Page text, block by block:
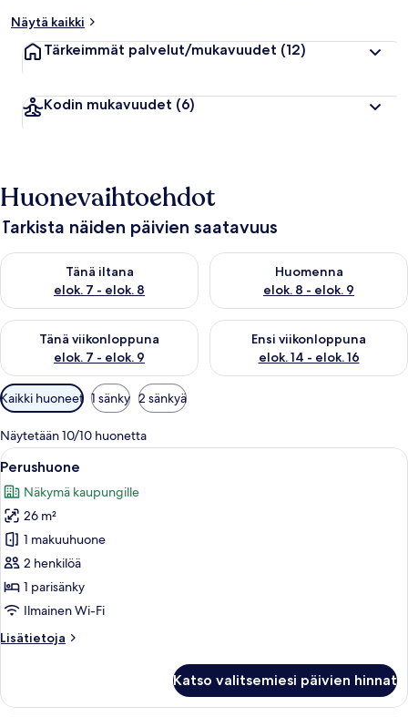
r
v
s
t
a
Näytä kaikki
Tärkeimmät palvelut/mukavuudet (12)
Kodin mukavuudet (6)
Huonevaihtoehdot
Tarkista näiden päivien saatavuus
Tänä iltana
elok. 7 - elok. 8
Tarkista tämän illan saatavuus elok. 7 - elok. 8
Huomenna
elok. 8 - elok. 9
Tarkista huomisen saatavuus
Tänä viikonloppuna
elok. 7 - elok. 9
Tarkista tämän viikonlopun saatavuus elok. 7 - elok. 9
Ensi viikonloppuna
elok. 14 - elok. 16
Tarkista ensi viikonlopun
Huoneille
saatavilla
olevia
suodattimia
Kaikki huoneet 1 sänky 2 sänkyä
Näytetään 10/10 huonetta
Avaa
kaikki
huonetyypin
Perushuone
kuvat
Moderni hotellihuone, jossa on suuri
9
Perushuone
Näkymä kaupungille
26 m²
1 makuuhuone
2 henkilöä
1 parisänky
Ilmainen Wi-Fi
Lisätietoja
Lisätietoja
Katso valitsemiesi päivien hinnat